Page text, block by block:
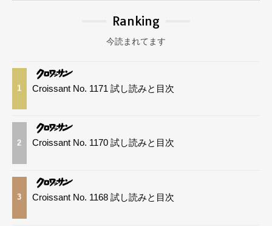
Ranking
今読まれてます
1 Croissant No. 1171 試し読みと目次
2 Croissant No. 1170 試し読みと目次
3 Croissant No. 1168 試し読みと目次